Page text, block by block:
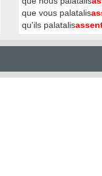
que vous palatalis
qu'ils palatalis